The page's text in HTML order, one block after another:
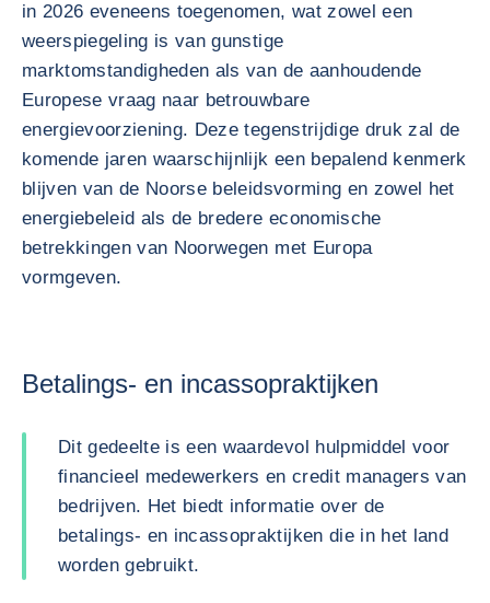
in 2026 eveneens toegenomen, wat zowel een
weerspiegeling is van gunstige
marktomstandigheden als van de aanhoudende
Europese vraag naar betrouwbare
energievoorziening. Deze tegenstrijdige druk zal de
komende jaren waarschijnlijk een bepalend kenmerk
blijven van de Noorse beleidsvorming en zowel het
energiebeleid als de bredere economische
betrekkingen van Noorwegen met Europa
vormgeven.
Betalings- en incassopraktijken
Dit gedeelte is een waardevol hulpmiddel voor
financieel medewerkers en credit managers van
bedrijven. Het biedt informatie over de
betalings- en incassopraktijken die in het land
worden gebruikt.